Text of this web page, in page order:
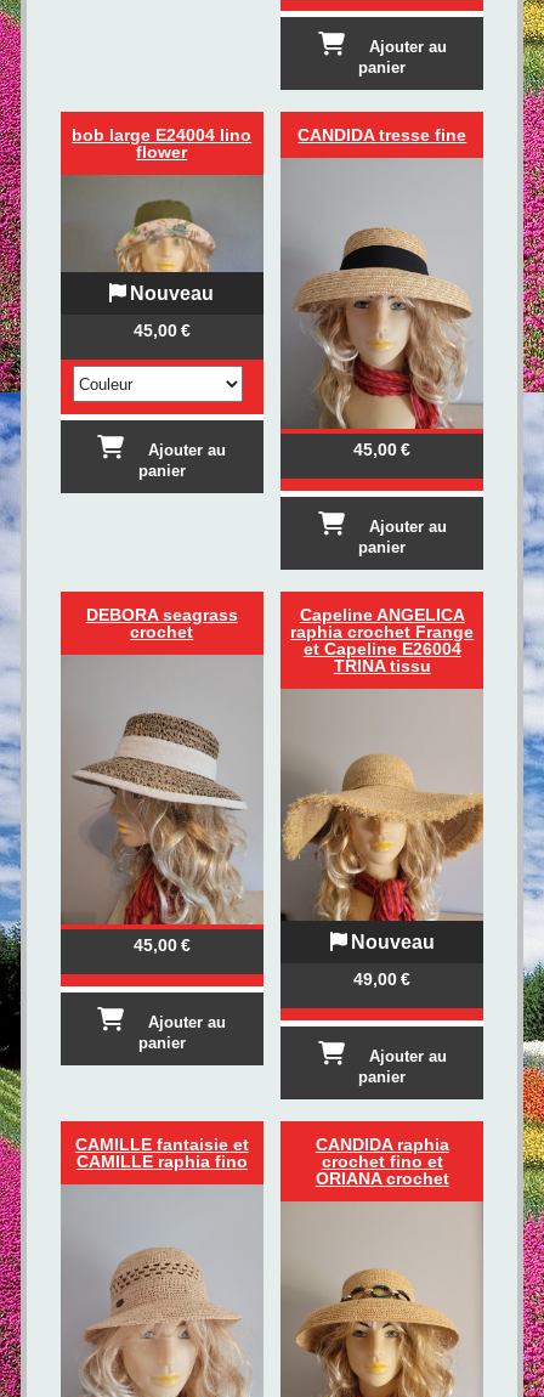
Ajouter au
panier
bob large E24004 lino
flower
Nouveau
45,00€
Ajouter au
panier
CANDIDA tresse fine
45,00€
Ajouter au
panier
DEBORA seagrass
crochet
45,00€
Ajouter au
panier
Capeline ANGELICA
raphia crochet Frange
et Capeline E26004
TRINA tissu
Nouveau
49,00€
Ajouter au
panier
CAMILLE fantaisie et
CAMILLE raphia fino
CANDIDA raphia
crochet fino et
ORIANA crochet